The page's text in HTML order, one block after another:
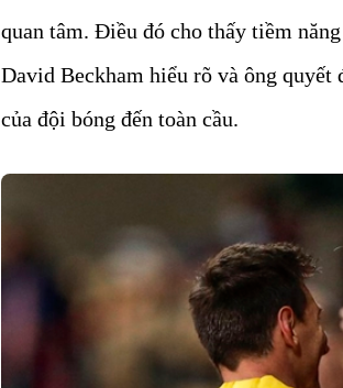
quan tâm. Điều đó cho thấy tiềm
David Beckham hiểu rõ và ông
của đội bóng đến toàn cầu.